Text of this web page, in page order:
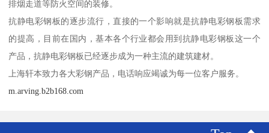
排烟走道等防火空间的装修。
抗静电彩钢板的逐步流行，直接的一个影响就是抗静电彩钢板需求
的提高，目前在国内，基本各个行业都会用到抗静电彩钢板这一个
产品，抗静电彩钢板已经逐步成为一种主流的建筑建材。
上海轩本致力各大彩钢产品，电话响应竭诚为每一位客户服务。
m.arving.b2b168.com